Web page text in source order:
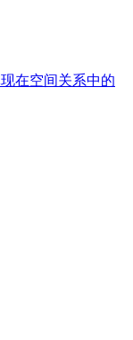
在空间关系中的